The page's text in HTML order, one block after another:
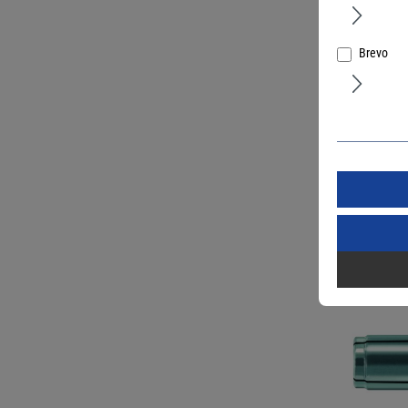
H 16 Plus
Brevo